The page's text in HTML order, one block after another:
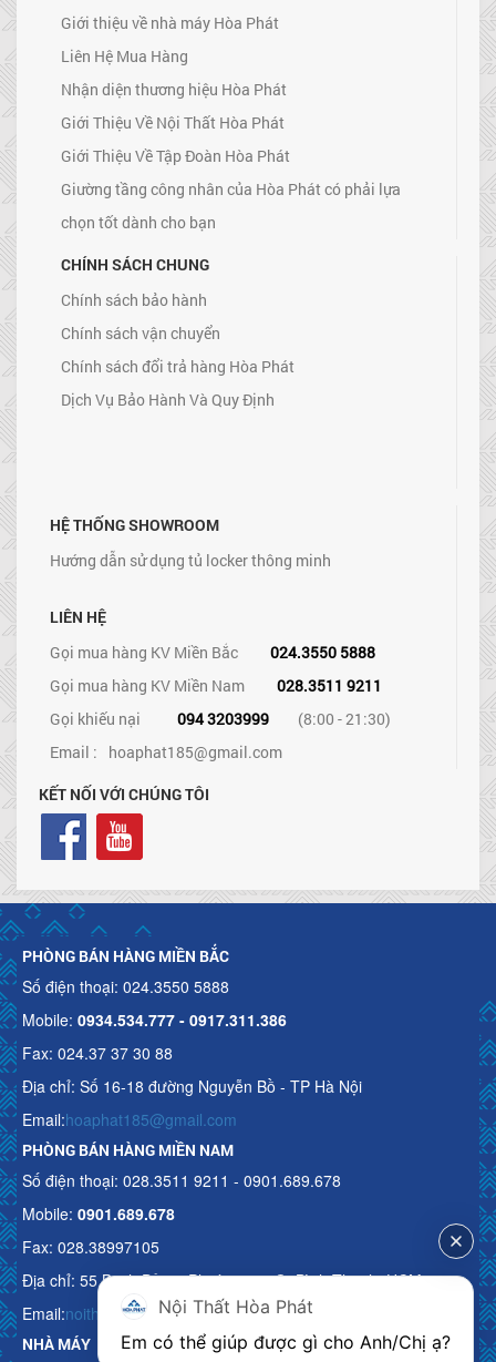
Giới thiệu về nhà máy Hòa Phát
Liên Hệ Mua Hàng
Nhận diện thương hiệu Hòa Phát
Giới Thiệu Về Nội Thất Hòa Phát
Giới Thiệu Về Tập Đoàn Hòa Phát
Giường tầng công nhân của Hòa Phát có phải lựa
chọn tốt dành cho bạn
CHÍNH SÁCH CHUNG
Chính sách bảo hành
Chính sách vận chuyển
Chính sách đổi trả hàng Hòa Phát
Dịch Vụ Bảo Hành Và Quy Định
HỆ THỐNG SHOWROOM
Hướng dẫn sử dụng tủ locker thông minh
LIÊN HỆ
Gọi mua hàng KV Miền Bắc
024.3550 5888
Gọi mua hàng KV Miền Nam
028.3511 9211
Gọi khiếu nại
094 3203999
(8:00 - 21:30)
Email : hoaphat185@gmail.com
KẾT NỐI VỚI CHÚNG TÔI
PHÒNG BÁN HÀNG MIỀN BẮC
Số điện thoại: 024.3550 5888
Mobile: 0934.534.777 - 0917.311.386
Fax: 024.37 37 30 88
Địa chỉ: Số 16-18 đường Nguyễn Bồ - TP Hà Nội
Email:hoaphat185@gmail.com
PHÒNG BÁN HÀNG MIỀN NAM
Số điện thoại: 028.3511 9211 - 0901.689.678
Mobile: 0901.689.678
Fax: 028.38997105
Địa chỉ: 55 Bạch Đằng, Phường 15, Q. Bình Thạnh, HCM
Email:noithathoaphattot@gmail.com
NHÀ MÁY
Nội Thất Hòa Phát